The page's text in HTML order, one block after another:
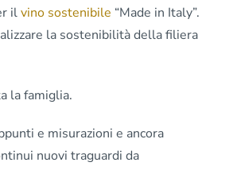
ilvino sostenibile “Made in Italy”.
la sostenibilità della filiera
la famiglia.
e misurazioni e ancora
nuovi traguardi da